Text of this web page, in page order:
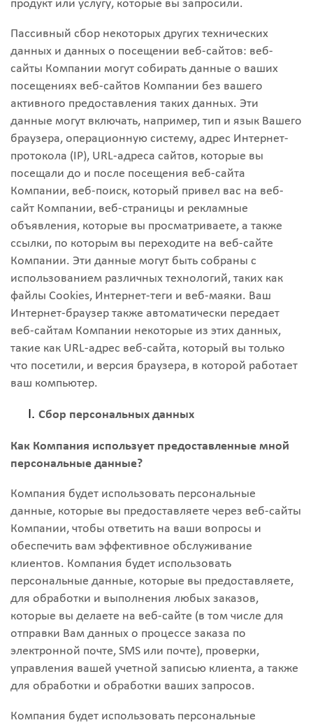
продукт или услугу, которые вы запросили.
Пассивный сбор некоторых других технических
данных и данных о посещении веб-сайтов: веб-
сайты Компании могут собирать данные о ваших
посещениях веб-сайтов Компании без вашего
активного предоставления таких данных. Эти
данные могут включать, например, тип и язык Вашего
браузера, операционную систему, адрес Интернет-
протокола (IP), URL-адреса сайтов, которые вы
посещали до и после посещения веб-сайта
Компании, веб-поиск, который привел вас на веб-
сайт Компании, веб-страницы и рекламные
объявления, которые вы просматриваете, а также
ссылки, по которым вы переходите на веб-сайте
Компании. Эти данные могут быть собраны с
использованием различных технологий, таких как
файлы Cookies, Интернет-теги и веб-маяки. Ваш
Интернет-браузер также автоматически передает
веб-сайтам Компании некоторые из этих данных,
такие как URL-адрес веб-сайта, который вы только
что посетили, и версия браузера, в которой работает
ваш компьютер.
Сбор персональных данных
Как Компания использует предоставленные мной
персональные данные?
Компания будет использовать персональные
данные, которые вы предоставляете через веб-сайты
Компании, чтобы ответить на ваши вопросы и
обеспечить вам эффективное обслуживание
клиентов. Компания будет использовать
персональные данные, которые вы предоставляете,
для обработки и выполнения любых заказов,
которые вы делаете на веб-сайте (в том числе для
отправки Вам данных о процессе заказа по
электронной почте, SMS или почте), проверки,
управления вашей учетной записью клиента, а также
для обработки и обработки ваших запросов.
Компания будет использовать персональные